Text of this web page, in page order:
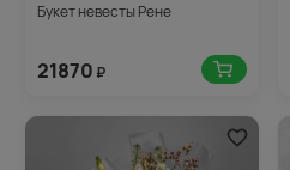
Букет невесты Рене
21870 ₽